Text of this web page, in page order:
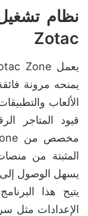
Zotac
يمنحه مرونة
الألعاب
قيود المتاجر
يسهل الوصول إلى
يتيح هذا
الإعدادات مثل